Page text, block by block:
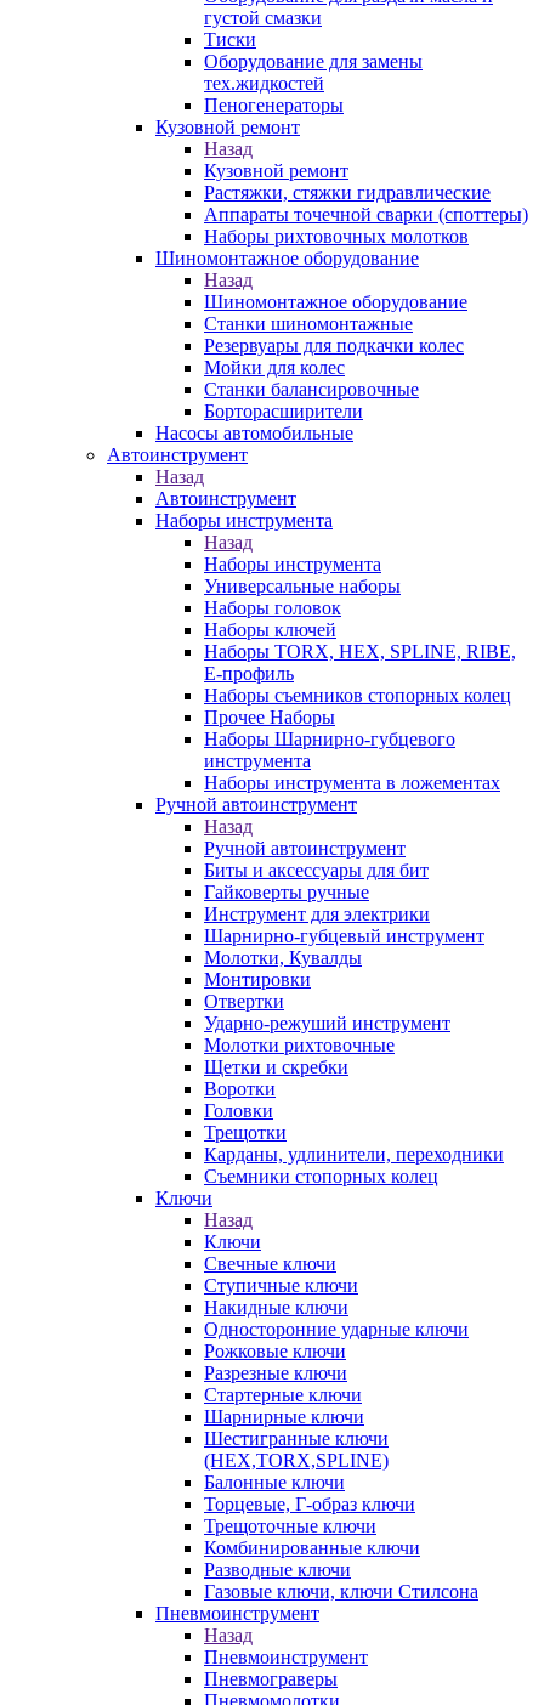
густой смазки
Тиски
Оборудование для замены
тех.жидкостей
Пеногенераторы
Кузовной ремонт
Назад
Кузовной ремонт
Растяжки, стяжки гидравлические
Аппараты точечной сварки (споттеры)
Наборы рихтовочных молотков
Шиномонтажное оборудование
Назад
Шиномонтажное оборудование
Станки шиномонтажные
Резервуары для подкачки колес
Мойки для колес
Станки балансировочные
Борторасширители
Насосы автомобильные
Автоинструмент
Назад
Автоинструмент
Наборы инструмента
Назад
Наборы инструмента
Универсальные наборы
Наборы головок
Наборы ключей
Наборы TORX, HEX, SPLINE, RIBE,
E-профиль
Наборы съемников стопорных колец
Прочее Наборы
Наборы Шарнирно-губцевого
инструмента
Наборы инструмента в ложементах
Ручной автоинструмент
Назад
Ручной автоинструмент
Биты и аксессуары для бит
Гайковерты ручные
Инструмент для электрики
Шарнирно-губцевый инструмент
Молотки, Кувалды
Монтировки
Отвертки
Ударно-режуший инструмент
Молотки рихтовочные
Щетки и скребки
Воротки
Головки
Трещотки
Карданы, удлинители, переходники
Съемники стопорных колец
Ключи
Назад
Ключи
Свечные ключи
Ступичные ключи
Накидные ключи
Односторонние ударные ключи
Рожковые ключи
Разрезные ключи
Стартерные ключи
Шарнирные ключи
Шестигранные ключи
(HEX,TORX,SPLINE)
Балонные ключи
Торцевые, Г-образ ключи
Трещоточные ключи
Комбинированные ключи
Разводные ключи
Газовые ключи, ключи Стилсона
Пневмоинструмент
Назад
Пневмоинструмент
Пневмограверы
Пневмомолотки